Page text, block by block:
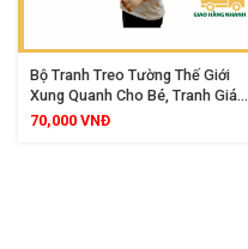
Bộ Tranh Treo Tường Thế Giới
Xung Quanh Cho Bé, Tranh Giáo
Dục Song Ngữ Khổ Lớn
70,000 VNĐ